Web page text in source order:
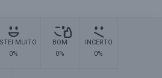
MUITO
0%
BOM
0%
INCERTO
0%